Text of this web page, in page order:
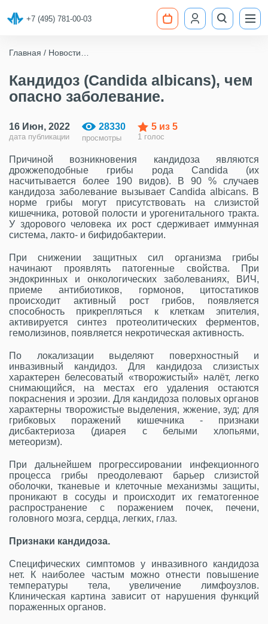
+7 (495) 781-00-03
Главная
Новости
Кандидоз (Candida albicans), чем
опасно заболевание.
16 Июн, 2022
дата публикации
28330
просмотры
5 из 5
1 голос
Причиной возникновения кандидоза являются
дрожжеподобные грибы рода Candida (их
насчитывается более 190 видов). В 90 % случаев
кандидоза заболевание вызывает Candida albicans. В
норме грибы могут присутствовать на слизистой
кишечника, ротовой полости и урогенитального тракта.
У здорового человека их рост сдерживает иммунная
система, лакто- и бифидобактерии.
При снижении защитных сил организма грибы
начинают проявлять патогенные свойства. При
эндокринных и онкологических заболеваниях, ВИЧ,
приеме антибиотиков, гормонов, цитостатиков
происходит активный рост грибов, появляется
способность прикрепляться к клеткам эпителия,
активируется синтез протеолитических ферментов,
гемолизинов, появляется некротическая активность.
По локализации выделяют поверхностный и
инвазивный кандидоз. Для кандидоза слизистых
характерен белесоватый «творожистый» налёт, легко
снимающийся, на местах его удаления остаются
покраснения и эрозии. Для кандидоза половых органов
характерны творожистые выделения, жжение, зуд; для
грибковых поражений кишечника - признаки
дисбактериоза (диарея с белыми хлопьями,
метеоризм).
При дальнейшем прогрессировании инфекционного
процесса грибы преодолевают барьер слизистой
оболочки, тканевые и клеточные механизмы защиты,
проникают в сосуды и происходит их гематогенное
распространение с поражением почек, печени,
головного мозга, сердца, легких, глаз.
Признаки кандидоза.
Специфических симптомов у инвазивного кандидоза
нет. К наиболее частым можно отнести повышение
температуры тела, увеличение лимфоузлов.
Клиническая картина зависит от нарушения функций
пораженных органов.